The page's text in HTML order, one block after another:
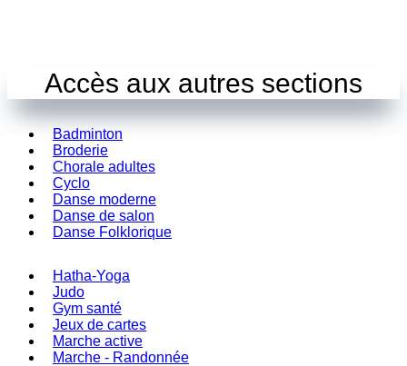
Accès aux autres sections
Badminton
Broderie
Chorale adultes
Cyclo
Danse moderne
Danse de salon
Danse Folklorique
Hatha-Yoga
Judo
Gym santé
Jeux de cartes
Marche active
Marche - Randonnée